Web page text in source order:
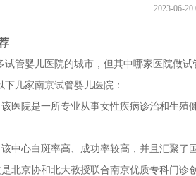
2023-06-20
试管婴儿医院的城市，但其中哪家医院做
几家南京试管婴儿医院：
医院是一所专业从事女性疾病诊治和生
中心白斑率高、成功率较高，并且汇聚了
北京协和北大教授联合南京优质专科门诊